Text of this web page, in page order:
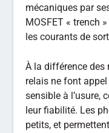
mécaniques par
MOSFET « trench
les courants de
À la différence des
relais ne font
sensible à l’usure,
leur fiabilité. Les
petits, et